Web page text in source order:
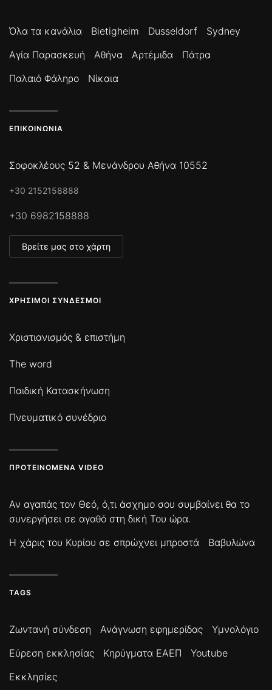
Όλα τα κανάλια Bietigheim Dusseldorf
Sydney
Αγία Παρασκευή
Αθήνα Αρτέμιδα
Πάτρα
Παλαιό Φάληρο
Νίκαια
ΕΠΙΚΟΙΝΩΝΊΑ
Σοφοκλέους 52 & Μενάνδρου Αθήνα 10552
+30 2152158888
+30 6982158888
Βρείτε μας στο χάρτη
ΧΡΉΣΙΜΟΙ ΣΎΝΔΕΣΜΟΙ
Χριστιανισμός & επιστήμη
The word
Παιδική Κατασκήνωση
Πνευματικό συνέδριο
ΠΡΟΤΕΙΝΌΜΕΝΑ VIDEO
Αν αγαπάς τον Θεό, ό,τι άσχημο σου συμβαίνει θα το
συνεργήσει σε αγαθό στη δική Του ώρα.
Η χάρις του Κυρίου σε σπρώχνει μπροστά
Βαβυλώνα
TAGS
Ζωντανή σύνδεση Ανάγνωση εφημερίδας
Υμνολόγιο
Εύρεση εκκλησίας
Κηρύγματα ΕΑΕΠ
Youtube
Εκκλησίες